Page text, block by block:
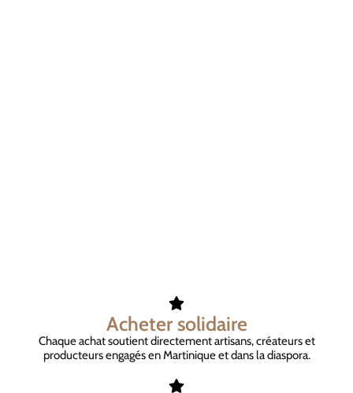
Acheter solidaire
Chaque achat soutient directement artisans, créateurs et
producteurs engagés en Martinique et dans la diaspora.